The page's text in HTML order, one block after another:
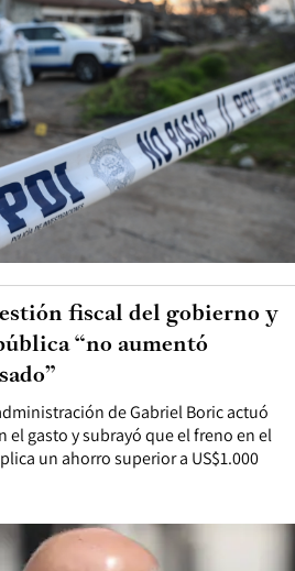
de Gabriel Boric actuó
el gasto y subrayó que el freno en el
un ahorro superior a US$1.000
fiscal del gobierno y
“no aumentó